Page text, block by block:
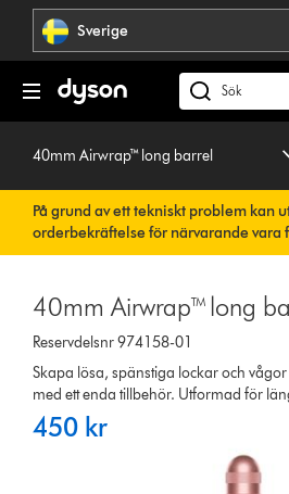
Hoppa
navigering
Sverige
Sök
på
dyson.se
40mm Airwrap™ long barrel
På grund av ett tekniskt problem kan
orderbekräftelse för närvarande vara
redan på en snabb lösning.Du
automatiskt.
40mm Airwrap™ long
Reservdelsnr 974158-01
Skapa lösa, spänstiga lockar och
med ett enda tillbehör. Utformad för
450 kr